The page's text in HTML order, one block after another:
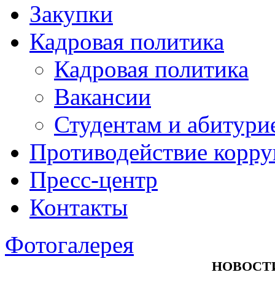
Закупки
Кадровая политика
Кадровая политика
Вакансии
Студентам и
Противодействие
Пресс-центр
Контакты
Фотогалерея